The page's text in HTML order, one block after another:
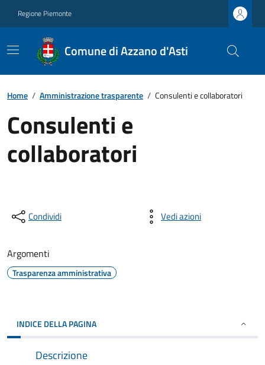
Regione Piemonte
Comune di Azzano d'Asti
Home / Amministrazione trasparente / Consulenti e collaboratori
Consulenti e
collaboratori
Condividi Vedi azioni
Argomenti
Trasparenza amministrativa
INDICE DELLA PAGINA
Descrizione